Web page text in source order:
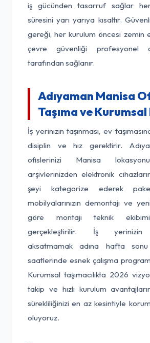
iş gücünden tasarruf sağlar
süresini yarı yarıya kısaltır.
gereği, her kurulum öncesi zemin
çevre güvenliği profesyonel
tarafından sağlanır.
Adıyaman Manisa
Taşıma ve
İş yerinizin taşınması, ev
disiplin ve hız gerektirir.
ofislerinizi Manisa
arşivlerinizden elektronik
şeyi kategorize ederek
mobilyalarınızın demontajı ve
göre montajı teknik
gerçekleştirilir. İş yerinizin
aksatmamak adına hafta
saatlerinde esnek çalışma
Kurumsal taşımacılıkta 2026
takip ve hızlı kurulum
sürekliliğinizi en az kesintiyle
oluyoruz.